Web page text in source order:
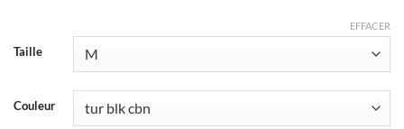
initial
était :
11'499.00CHF.
actuel
est :
Taille
Couleur
EFFACER